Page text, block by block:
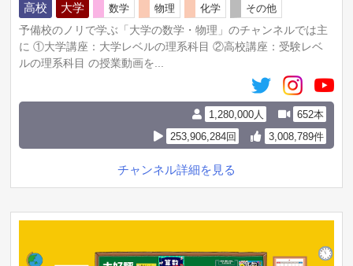
╋━━━━━━━━╋
🏆豪華特典7個目🏆
TOPIKⅡ：作文対策！
徹底解説セミナー動画46分
🔶トミの初級韓国語講座シリーズ
https://www.youtube.com/watch?
C98863ZPUUpNNp2
https://www.youtube.com/watch?
高校 大学 数学 物理 化学
その他
予備校のノリで学ぶ「大学の数学・物理」のチャンネルでは主
に ①大学講座：大学レベルの理系科目 ②高校講座：受験レベ
ルの理系科目 の授業動画を...
1,280,000人
652本
253,906,284回
3,008,789件
チャンネル詳細を見る